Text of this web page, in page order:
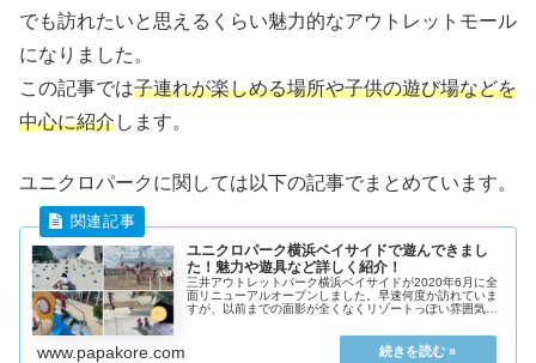
でも訪れたいと思えるくらい魅力的なアウトレットモール
になりました。
この記事では子連れが楽しめる場所や子供の遊び場などを
中心に紹介します。
ユニクロパークに関しては以下の記事でまとめています。
ユニクロパーク横浜ベイサイドで遊んできまし
た！魅力や遊具など詳しく紹介！
三井アウトレットパーク横浜ベイサイドが2020年6月に全
面リニューアルオープンしました。早速何度か訪れていま
すが、以前までの面影が全くなくリゾートっぽい雰囲気に
ユニクロパークのオープンです
www.papakore.com